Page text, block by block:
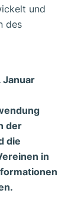
und
des
Januar
der
die
in